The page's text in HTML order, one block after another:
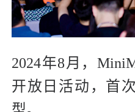
2024年8月，
开放日活动，首